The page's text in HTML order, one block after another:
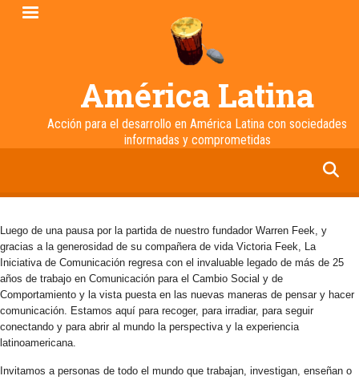
Pasar
América Latina
Acción para el desarrollo en América Latina con sociedades
informadas y comprometidas
Luego de una pausa por la partida de nuestro fundador Warren Feek, y
gracias a la generosidad de su compañera de vida Victoria Feek, La
Iniciativa de Comunicación regresa con el invaluable legado de más de 25
años de trabajo en Comunicación para el Cambio Social y de
Comportamiento y la vista puesta en las nuevas maneras de pensar y hacer
comunicación. Estamos aquí para recoger, para irradiar, para seguir
conectando y para abrir al mundo la perspectiva y la experiencia
latinoamericana.
Invitamos a personas de todo el mundo que trabajan, investigan, enseñan o